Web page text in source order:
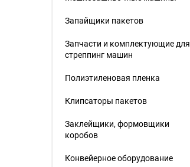
Запайщики пакетов
Запчасти и комплектующие для
стреппинг машин
Полиэтиленовая пленка
Клипсаторы пакетов
Заклейщики, формовщики
коробов
Конвейерное оборудование